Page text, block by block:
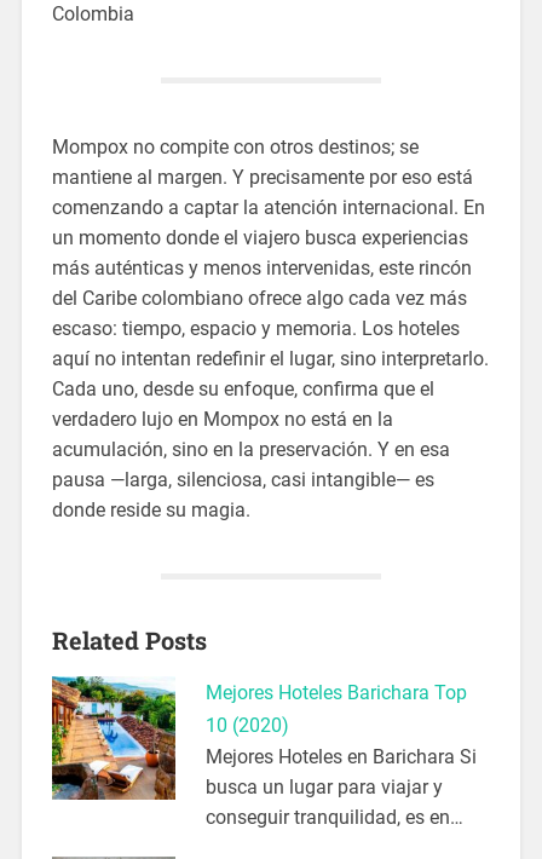
Colombia
Mompox no compite con otros destinos; se
mantiene al margen. Y precisamente por eso está
comenzando a captar la atención internacional. En
un momento donde el viajero busca experiencias
más auténticas y menos intervenidas, este rincón
del Caribe colombiano ofrece algo cada vez más
escaso: tiempo, espacio y memoria. Los hoteles
aquí no intentan redefinir el lugar, sino interpretarlo.
Cada uno, desde su enfoque, confirma que el
verdadero lujo en Mompox no está en la
acumulación, sino en la preservación. Y en esa
pausa —larga, silenciosa, casi intangible— es
donde reside su magia.
Related Posts
Mejores Hoteles Barichara Top
10 (2020)
Mejores Hoteles en Barichara Si
busca un lugar para viajar y
conseguir tranquilidad, es en…